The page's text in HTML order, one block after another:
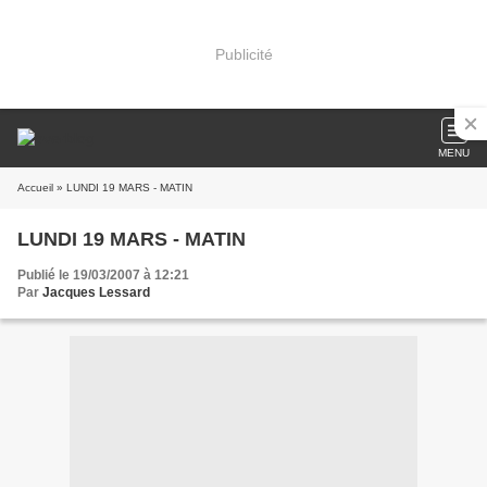
Publicité
MENU
Accueil » LUNDI 19 MARS - MATIN
LUNDI 19 MARS - MATIN
Publié le 19/03/2007 à 12:21
Par Jacques Lessard